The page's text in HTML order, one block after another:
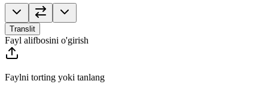
Translit
Fayl alifbosini o'girish
Faylni torting yoki tanlang